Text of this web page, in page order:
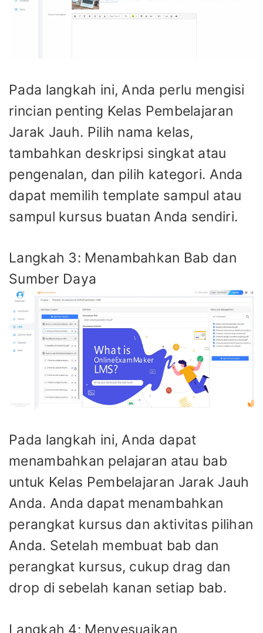
Pada langkah ini, Anda perlu mengisi
rincian penting Kelas Pembelajaran
Jarak Jauh. Pilih nama kelas,
tambahkan deskripsi singkat atau
pengenalan, dan pilih kategori. Anda
dapat memilih template sampul atau
sampul kursus buatan Anda sendiri.
Langkah 3: Menambahkan Bab dan
Sumber Daya
Pada langkah ini, Anda dapat
menambahkan pelajaran atau bab
untuk Kelas Pembelajaran Jarak Jauh
Anda. Anda dapat menambahkan
perangkat kursus dan aktivitas pilihan
Anda. Setelah membuat bab dan
perangkat kursus, cukup drag dan
drop di sebelah kanan setiap bab.
Langkah 4: Menyesuaikan